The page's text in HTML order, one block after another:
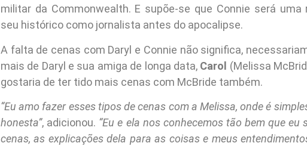
militar da Commonwealth. E supõe-se que Connie será uma
seu histórico como jornalista antes do apocalipse.
A falta de cenas com Daryl e Connie não significa,
mais de Daryl e sua amiga de longa data, Carol (Melissa
gostaria de ter tido mais cenas com McBride também.
“Eu amo fazer esses tipos de cenas com a Melissa, onde é
honesta”, adicionou. “Eu e ela nos conhecemos tão bem que eu
cenas, as explicações dela para as coisas e meus